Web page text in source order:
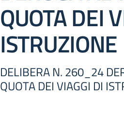
QUOTA DEI
ISTRUZIONE
DELIBERA N. 260_24
QUOTA DEI VIAGGI DI